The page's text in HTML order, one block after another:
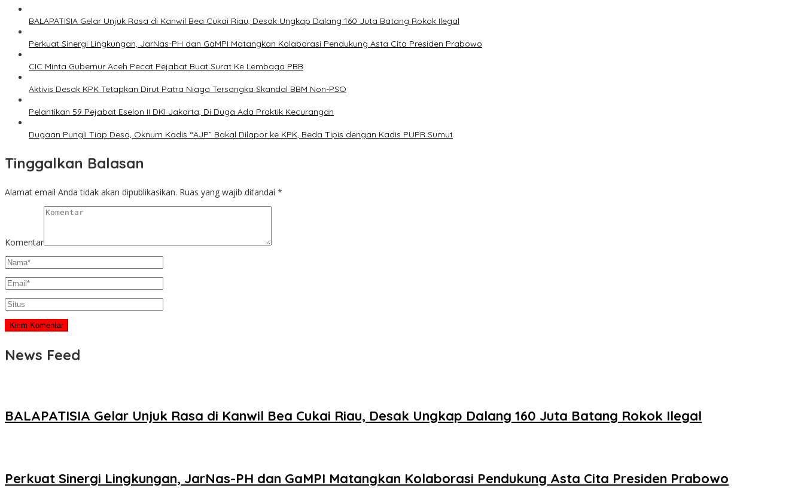
BALAPATISIA Gelar Unjuk Rasa di Kanwil Bea Cukai Riau, Desak Ungkap Dalang 160 Juta Batang Rokok Ilegal
Perkuat Sinergi Lingkungan, JarNas-PH dan GaMPI Matangkan Kolaborasi Pendukung Asta Cita Presiden Prabowo
CIC Minta Gubernur Aceh Pecat Pejabat Buat Surat Ke Lembaga PBB
Aktivis Desak KPK Tetapkan Dirut Patra Niaga Tersangka Skandal BBM Non-PSO
Pelantikan 59 Pejabat Eselon II DKI Jakarta, Di Duga Ada Praktik Kecurangan
Dugaan Pungli Tiap Desa, Oknum Kadis “AJP” Bakal Dilapor ke KPK, Beda Tipis dengan Kadis PUPR Sumut
Tinggalkan Balasan
Alamat email Anda tidak akan dipublikasikan. Ruas yang wajib ditandai *
Komentar
News Feed
BALAPATISIA Gelar Unjuk Rasa di Kanwil Bea Cukai Riau, Desak Ungkap Dalang 160 Juta Batang Rokok Ilegal
Perkuat Sinergi Lingkungan, JarNas-PH dan GaMPI Matangkan Kolaborasi Pendukung Asta Cita Presiden Prabowo